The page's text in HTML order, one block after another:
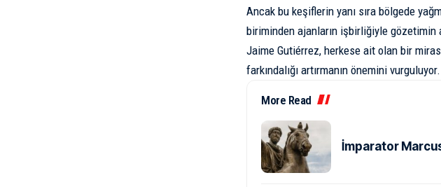
Ancak bu keşiflerin yanı sıra bölgede
biriminden ajanların işbirliğiyle gözetimin
Jaime Gutiérrez, herkese ait olan bir
farkındalığı artırmanın önemini vurguluyor.
More Read
İmparator